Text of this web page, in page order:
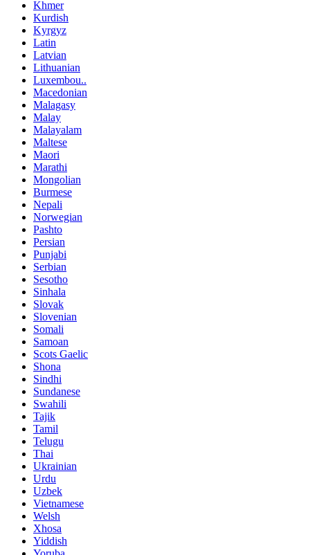
Khmer
Kurdish
Kyrgyz
Latin
Latvian
Lithuanian
Luxembou..
Macedonian
Malagasy
Malay
Malayalam
Maltese
Maori
Marathi
Mongolian
Burmese
Nepali
Norwegian
Pashto
Persian
Punjabi
Serbian
Sesotho
Sinhala
Slovak
Slovenian
Somali
Samoan
Scots Gaelic
Shona
Sindhi
Sundanese
Swahili
Tajik
Tamil
Telugu
Thai
Ukrainian
Urdu
Uzbek
Vietnamese
Welsh
Xhosa
Yiddish